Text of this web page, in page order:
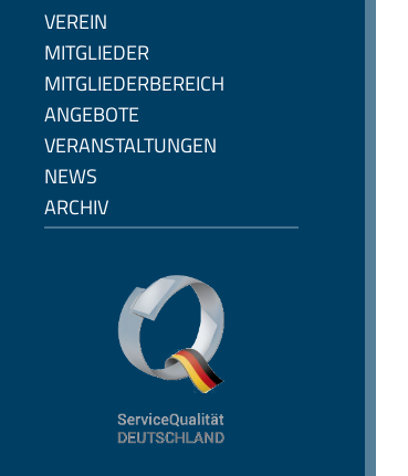
VEREIN
MITGLIEDER
MITGLIEDERBEREICH
ANGEBOTE
VERANSTALTUNGEN
NEWS
ARCHIV